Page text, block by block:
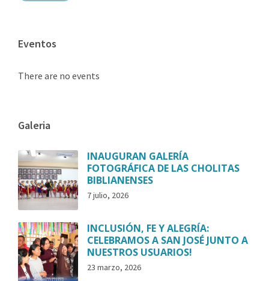
Eventos
There are no events
Galeria
INAUGURAN GALERÍA
FOTOGRÁFICA DE LAS CHOLITAS
BIBLIANENSES
7 julio, 2026
INCLUSIÓN, FE Y ALEGRÍA:
CELEBRAMOS A SAN JOSÉ JUNTO A
NUESTROS USUARIOS!
23 marzo, 2026